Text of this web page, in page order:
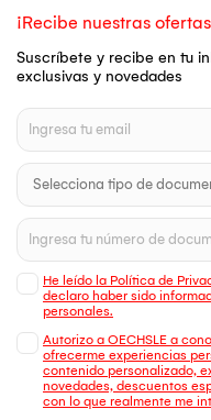
¡Recibe nuestras
Suscríbete y recibe en tu
exclusivas y novedades
He leído la Política de
declaro haber sido
personales.
Autorizo a OECHSLE a
ofrecerme experiencias
contenido personalizado,
novedades, descuentos
con lo que realmente me